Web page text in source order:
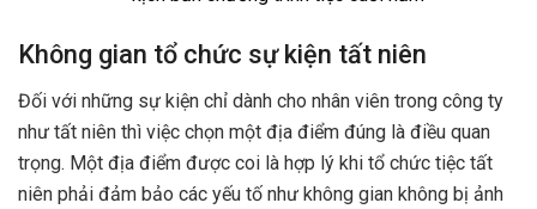
Không gian tổ chức sự kiện tất niên
Đối với những sự kiện chỉ dành cho nhân viên trong công ty
như tất niên thì việc chọn một địa điểm đúng là điều quan
trọng. Một địa điểm được coi là hợp lý khi tổ chức tiệc tất
niên phải đảm bảo các yếu tố như không gian không bị ảnh